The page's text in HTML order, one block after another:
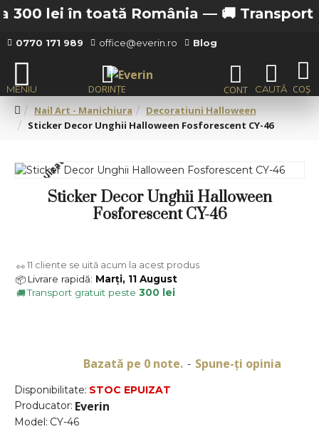
lei în toată România —🚚 Transport
0770 171 989 office@everin.ro Blog
Nail Art - Manichiura
Decoratiuni Halloween
Sticker Decor Unghii Halloween Fosforescent CY-46
Stoc epuizatSticker Decor Unghii Halloween
Fosforescent CY-46
Disponibilitate: STOC EPUIZAT
Producator: Everin
Model: CY-46
Bazată pe 0 note. - Spune-ţi opinia
👀 11 cliente se uită acum la acest produs
📦 Livrare rapidă: Marți, 11 August
🚚Transport gratuit peste 300 lei